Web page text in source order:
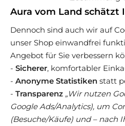
Aura vom Land schätzt
Dennoch sind auch wir auf
unser Shop einwandfrei
Angebot für Sie verbessern
- Sicherer, komfortabler
- Anonyme Statistiken statt
- Transparenz „Wir nutzen
Google Ads/Analytics), um
(Besuche/Käufe) und – nach
Technische Betreuung:
Sven Hörig